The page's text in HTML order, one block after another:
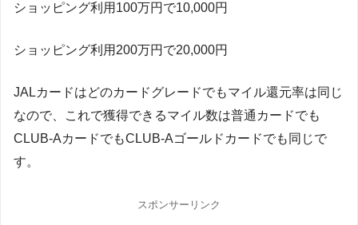
ショッピング利用100万円で10,000円
ショッピング利用200万円で20,000円
JALカードはどのカードグレードでもマイル還元率は同じ
なので、これで獲得できるマイル数は普通カードでも
CLUB-AカードでもCLUB-Aゴールドカードでも同じで
す。
スポンサーリンク